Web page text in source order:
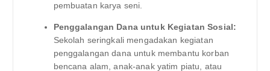
pembuatan karya seni.
Penggalangan Dana untuk Kegiatan Sosial:
Sekolah seringkali mengadakan kegiatan
penggalangan dana untuk membantu korban
bencana alam, anak-anak yatim piatu, atau